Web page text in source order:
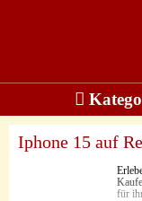
Iphone 15 auf
für